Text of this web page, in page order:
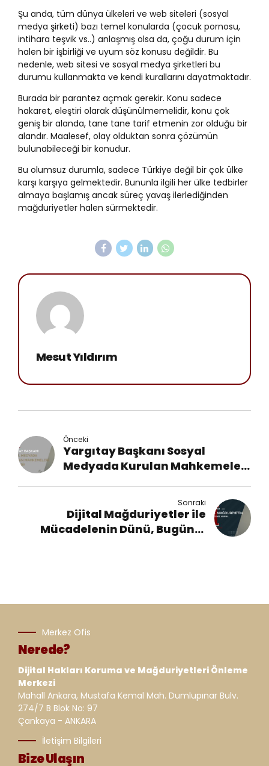
Şu anda, tüm dünya ülkeleri ve web siteleri (sosyal
medya şirketi) bazı temel konularda (çocuk pornosu,
intihara teşvik vs..) anlaşmış olsa da, çoğu durum için
halen bir işbirliği ve uyum söz konusu değildir. Bu
nedenle, web sitesi ve sosyal medya şirketleri bu
durumu kullanmakta ve kendi kurallarını dayatmaktadır.
Burada bir parantez açmak gerekir. Konu sadece
hakaret, eleştiri olarak düşünülmemelidir, konu çok
geniş bir alanda, tane tane tarif etmenin zor olduğu bir
alandır. Maalesef, olay olduktan sonra çözümün
bulunabileceği bir konudur.
Bu olumsuz durumla, sadece Türkiye değil bir çok ülke
karşı karşıya gelmektedir. Bununla ilgili her ülke tedbirler
almaya başlamış ancak süreç yavaş ilerlediğinden
mağduriyetler halen sürmektedir.
Mesut Yıldırım
Önceki
Yargıtay Başkanı Sosyal
Medyada Kurulan Mahkemeleri
Sonraki
Dijital Mağduriyetler ile
Mücadelenin Dünü, Bugünü,
Merkez Ofis
Nerede?
Dijital Hakları Koruma ve Mağduriyetleri Önleme
Merkezi
Mahall Ankara, Mustafa Kemal Mah. Dumlupınar Bulv.
274/7 B Blok No: 97
Çankaya - ANKARA
İletişim Bilgileri
Bize Ulaşın